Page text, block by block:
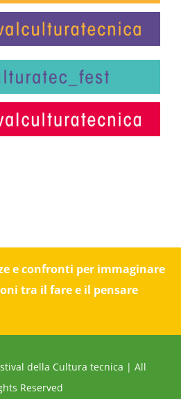
e confronti per immaginare
tra il fare e il pensare
della Cultura tecnica | All
Reserved